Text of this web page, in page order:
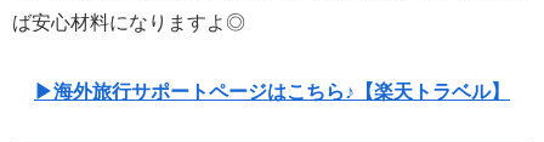
ば安心材料になりますよ◎
▶海外旅行サポートページはこちら♪【楽天トラベル】